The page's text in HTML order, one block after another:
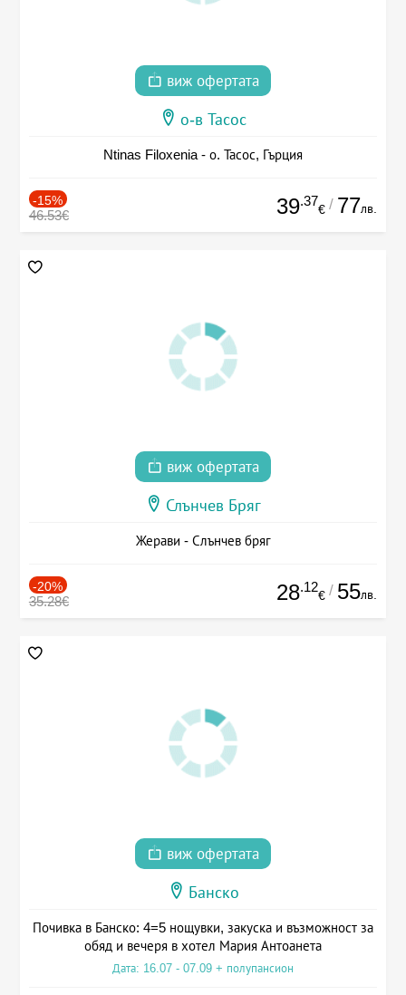
виж офертата
о-в Тасос
Ntinas Filoxenia - о. Тасос, Гърция
-15%
46.53€ 39.37
€ / 77лв.
виж офертата
Слънчев Бряг
Жерави - Слънчев бряг
-20%
35.28€ 28.12
€ / 55лв.
виж офертата
Банско
Почивка в Банско: 4=5 нощувки, закуска и възможност за
обяд и вечеря в хотел Мария Антоанета
Дата: 16.07 - 07.09 + полупансион